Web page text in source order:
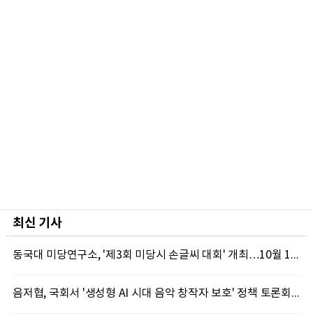
최신 기사
동국대 미당연구소, '제3회 미당시 손글씨 대회' 개최…10월 12일까지 접수
음저협, 국회서 '생성형 AI 시대 음악 창작자 보호' 정책 토론회 10일 개최